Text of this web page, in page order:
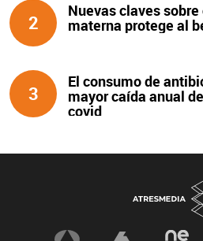
2
Nuevas claves
materna protege al
3
El consumo de
mayor caída anual
covid